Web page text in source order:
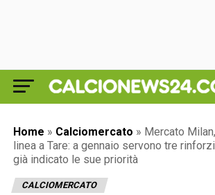
Home » Calciomercato » Mercato
linea a Tare: a gennaio servono tre
già indicato le sue priorità
CALCIOMERCATO